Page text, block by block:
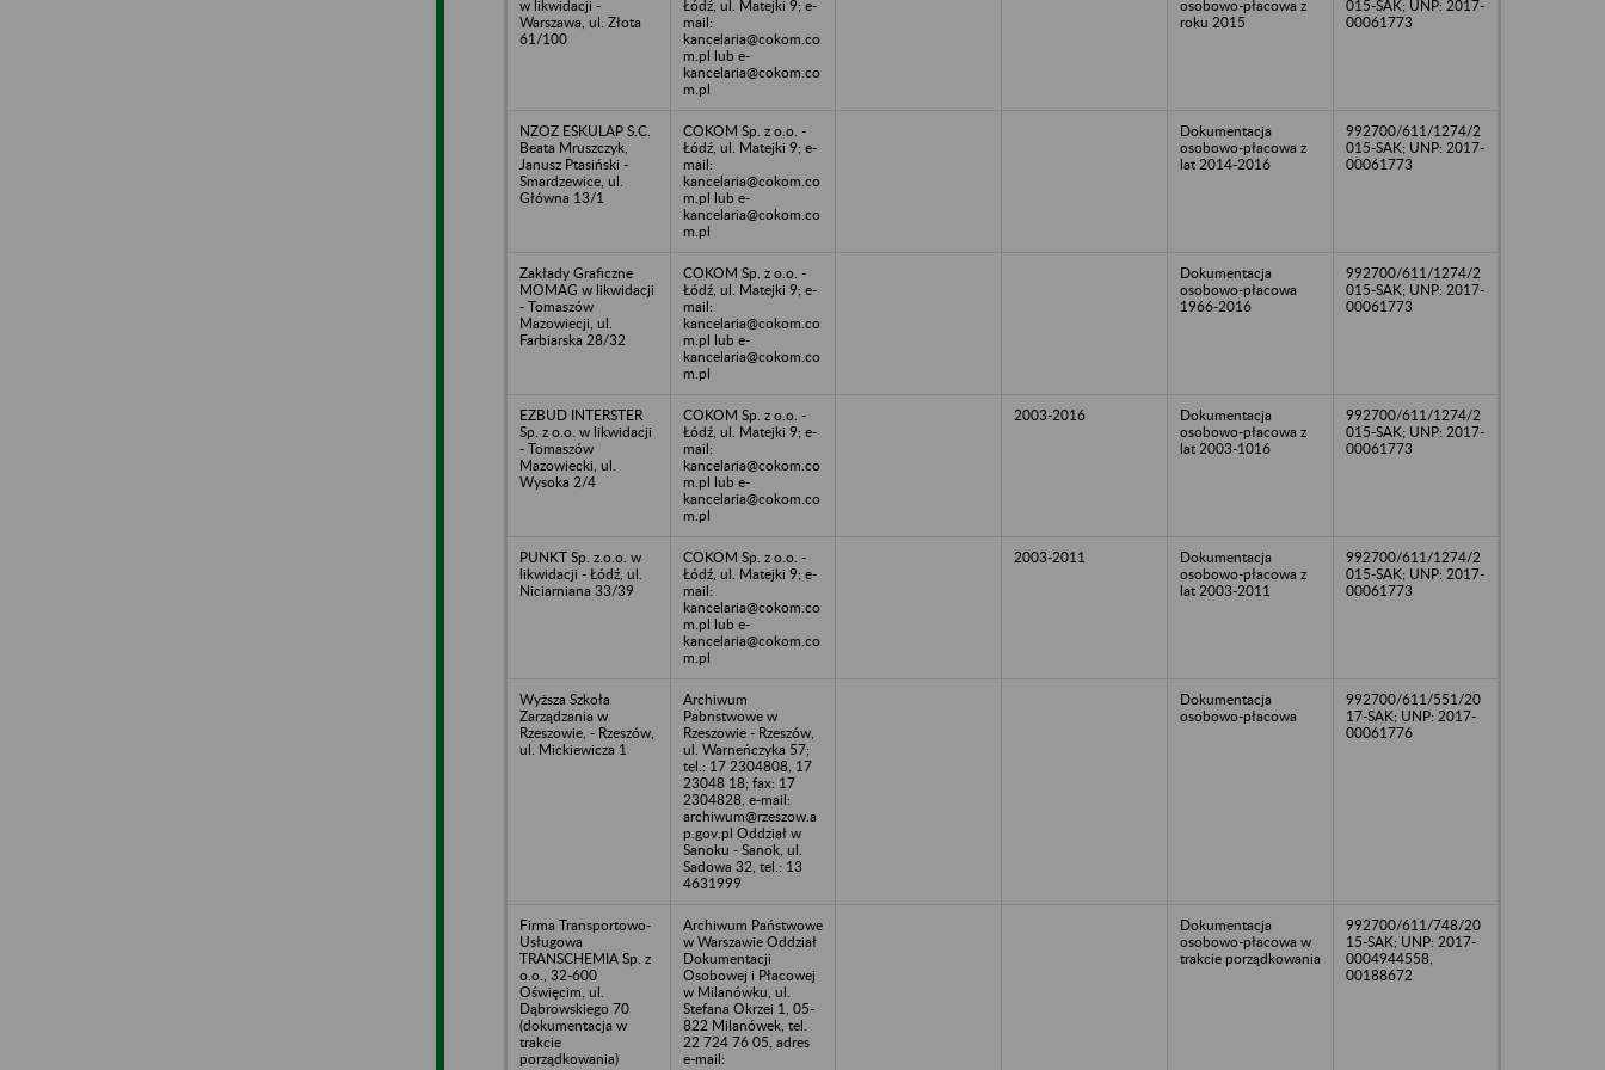
w likwidacji -
Warszawa, ul. Złota
61/100
Łódź, ul. Matejki 9; e-
mail:
kancelaria@cokom.co
m.pl lub e-
kancelaria@cokom.co
m.pl
osobowo-płacowa z
roku 2015
015-SAK; UNP: 2017-
00061773
NZOZ ESKULAP S.C.
Beata Mruszczyk,
Janusz Ptasiński -
Smardzewice, ul.
Główna 13/1
COKOM Sp. z o.o. -
Łódź, ul. Matejki 9; e-
mail:
kancelaria@cokom.co
m.pl lub e-
kancelaria@cokom.co
m.pl
Dokumentacja
osobowo-płacowa z
lat 2014-2016
992700/611/1274/2
015-SAK; UNP: 2017-
00061773
Zakłady Graficzne
MOMAG w likwidacji
- Tomaszów
Mazowiecji, ul.
Farbiarska 28/32
COKOM Sp. z o.o. -
Łódź, ul. Matejki 9; e-
mail:
kancelaria@cokom.co
m.pl lub e-
kancelaria@cokom.co
m.pl
Dokumentacja
osobowo-płacowa
1966-2016
992700/611/1274/2
015-SAK; UNP: 2017-
00061773
EZBUD INTERSTER
Sp. z o.o. w likwidacji
- Tomaszów
Mazowiecki, ul.
Wysoka 2/4
COKOM Sp. z o.o. -
Łódź, ul. Matejki 9; e-
mail:
kancelaria@cokom.co
m.pl lub e-
kancelaria@cokom.co
m.pl
2003-2016
Dokumentacja
osobowo-płacowa z
lat 2003-1016
992700/611/1274/2
015-SAK; UNP: 2017-
00061773
PUNKT Sp. z.o.o. w
likwidacji - Łódź, ul.
Niciarniana 33/39
COKOM Sp. z o.o. -
Łódź, ul. Matejki 9; e-
mail:
kancelaria@cokom.co
m.pl lub e-
kancelaria@cokom.co
m.pl
2003-2011
Dokumentacja
osobowo-płacowa z
lat 2003-2011
992700/611/1274/2
015-SAK; UNP: 2017-
00061773
Wyższa Szkoła
Zarządzania w
Rzeszowie, - Rzeszów,
ul. Mickiewicza 1
Archiwum
Pabnstwowe w
Rzeszowie - Rzeszów,
ul. Warneńczyka 57;
tel.: 17 2304808, 17
23048 18; fax: 17
2304828, e-mail:
archiwum@rzeszow.a
p.gov.pl Oddział w
Sanoku - Sanok, ul.
Sadowa 32, tel.: 13
4631999
Dokumentacja
osobowo-płacowa
992700/611/551/20
17-SAK; UNP: 2017-
00061776
Firma Transportowo-
Usługowa
TRANSCHEMIA Sp. z
o.o., 32-600
Oświęcim, ul.
Dąbrowskiego 70
(dokumentacja w
trakcie
porządkowania)
Archiwum Państwowe
w Warszawie Oddział
Dokumentacji
Osobowej i Płacowej
w Milanówku, ul.
Stefana Okrzei 1, 05-
822 Milanówek, tel.
22 724 76 05, adres
e-mail:
Dokumentacja
osobowo-płacowa w
trakcie porządkowania
992700/611/748/20
15-SAK; UNP: 2017-
0004944558,
00188672